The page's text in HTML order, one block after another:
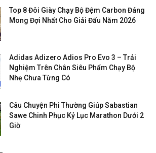
Top 8 Đôi Giày Chạy Bộ Đệm Carbon Đáng
Mong Đợi Nhất Cho Giải Đấu Năm 2026
Adidas Adizero Adios Pro Evo 3 – Trải
Nghiệm Trên Chân Siêu Phẩm Chạy Bộ
Nhẹ Chưa Từng Có
Câu Chuyện Phi Thường Giúp Sabastian
Sawe Chinh Phục Kỷ Lục Marathon Dưới 2
Giờ